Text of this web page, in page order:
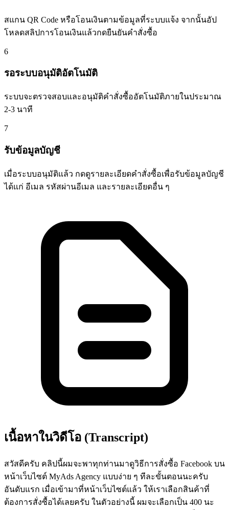
สแกน QR Code หรือโอนเงินตามข้อมูลที่ระบบแจ้ง จากนั้นอัป
โหลดสลิปการโอนเงินแล้วกดยืนยันคำสั่งซื้อ
6
รอระบบอนุมัติอัตโนมัติ
ระบบจะตรวจสอบและอนุมัติคำสั่งซื้ออัตโนมัติภายในประมาณ
2-3 นาที
7
รับข้อมูลบัญชี
เมื่อระบบอนุมัติแล้ว กดดูรายละเอียดคำสั่งซื้อเพื่อรับข้อมูลบัญชี
ได้แก่ อีเมล รหัสผ่านอีเมล และรายละเอียดอื่น ๆ
เนื้อหาในวิดีโอ (Transcript)
สวัสดีครับ คลิปนี้ผมจะพาทุกท่านมาดูวิธีการสั่งซื้อ Facebook บน
หน้าเว็บไซต์ MyAds Agency แบบง่าย ๆ ทีละขั้นตอนนะครับ
อันดับแรก เมื่อเข้ามาที่หน้าเว็บไซต์แล้ว ให้เราเลือกสินค้าที่
ต้องการสั่งซื้อได้เลยครับ ในตัวอย่างนี้ ผมจะเลือกเป็น 400 นะ